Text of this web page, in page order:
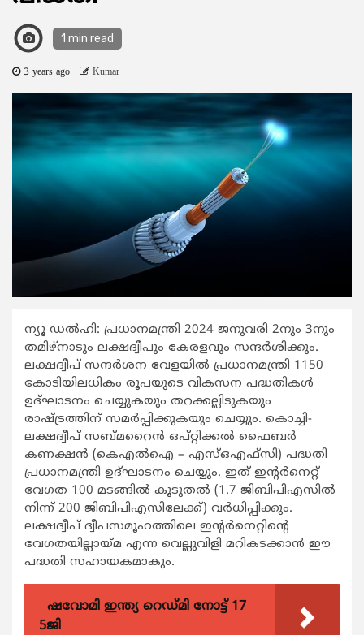
1 min read
3 years ago Kumar
ന്യൂ ഡൽഹി: പ്രധാനമന്ത്രി 2024 ജനുവരി 2നും 3നും
തമിഴ്‌നാടും ലക്ഷദ്വീപും കേരളവും സന്ദർശിക്കും.
ലക്ഷദ്വീപ് സന്ദര്‍ശന വേളയില്‍ പ്രധാനമന്ത്രി 1150
കോടിയിലധികം രൂപയുടെ വികസന പദ്ധതികള്‍
ഉദ്ഘാടനം ചെയ്യുകയും തറക്കല്ലിടുകയും
രാഷ്ട്രത്തിന് സമര്‍പ്പിക്കുകയും ചെയ്യും. കൊച്ചി-
ലക്ഷദ്വീപ് സബ്മറൈന്‍ ഒപ്റ്റിക്കല്‍ ഫൈബര്‍
കണക്ഷന്‍ (കെഎല്‍ഐ – എസ്ഒഎഫ്‌സി) പദ്ധതി
പ്രധാനമന്ത്രി ഉദ്ഘാടനം ചെയ്യും. ഇത് ഇന്റര്‍നെറ്റ്
വേഗത 100 മടങ്ങില്‍ കൂടുതല്‍ (1.7 ജിബിപിഎസില്‍
നിന്ന് 200 ജിബിപിഎസിലേക്ക്) വർധിപ്പിക്കും.
ലക്ഷദ്വീപ് ദ്വീപസമൂഹത്തിലെ ഇന്റര്‍നെറ്റിന്റെ
വേഗതയില്ലായ്മ എന്ന വെല്ലുവിളി മറികടക്കാന്‍ ഈ
പദ്ധതി സഹായകമാകും.
ഷവോമി ഇന്ത്യ റെഡ്മി നോട്ട് 17
5ജി